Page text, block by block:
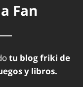
Fan
tu blog friki de
y libros.